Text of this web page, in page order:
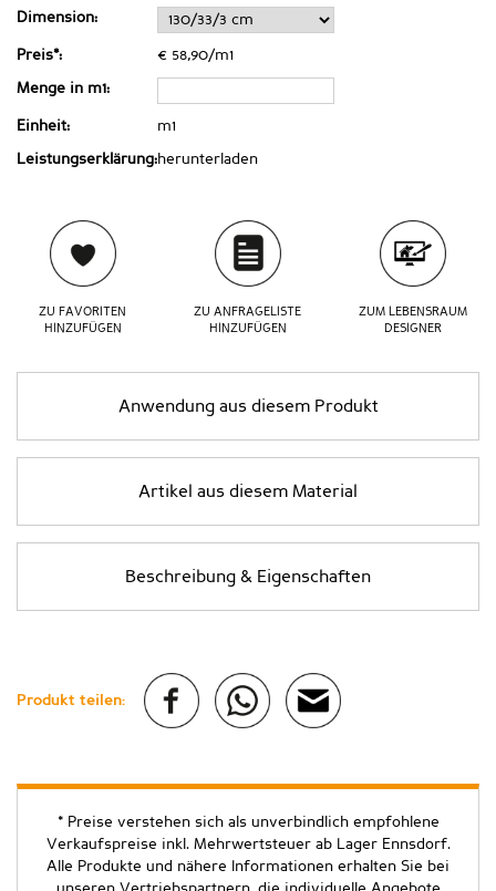
Dimension:
Preis*: € 58,90/m1
Menge in m1:
Einheit: m1
Leistungserklärung:herunterladen
ZU FAVORITEN
HINZUFÜGEN
ZU ANFRAGELISTE
HINZUFÜGEN
ZUM LEBENSRAUM
DESIGNER
Anwendung aus diesem Produkt
Artikel aus diesem Material
Beschreibung & Eigenschaften
Produkt teilen:
* Preise verstehen sich als unverbindlich empfohlene
Verkaufspreise inkl. Mehrwertsteuer ab Lager Ennsdorf.
Alle Produkte und nähere Informationen erhalten Sie bei